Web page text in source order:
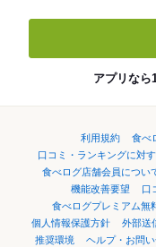
アプリなら
利用規約 食べ
口コミ・ランキングに対
食べログ店舗会員につい
機能改善要望
口
食べログプレミアム無
個人情報保護方針
外部送
推奨環境
ヘルプ・お問